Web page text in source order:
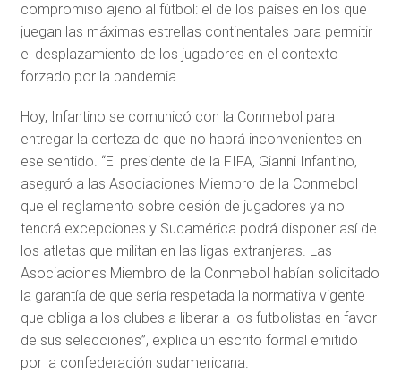
compromiso ajeno al fútbol: el de los países en los que
juegan las máximas estrellas continentales para permitir
el desplazamiento de los jugadores en el contexto
forzado por la pandemia.
Hoy, Infantino se comunicó con la Conmebol para
entregar la certeza de que no habrá inconvenientes en
ese sentido. “El presidente de la FIFA, Gianni Infantino,
aseguró a las Asociaciones Miembro de la Conmebol
que el reglamento sobre cesión de jugadores ya no
tendrá excepciones y Sudamérica podrá disponer así de
los atletas que militan en las ligas extranjeras. Las
Asociaciones Miembro de la Conmebol habían solicitado
la garantía de que sería respetada la normativa vigente
que obliga a los clubes a liberar a los futbolistas en favor
de sus selecciones”, explica un escrito formal emitido
por la confederación sudamericana.